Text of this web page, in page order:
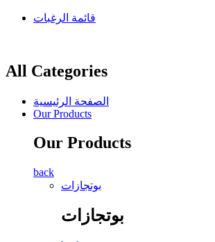
قائمة الرغبات
All Categories
الصفحة الرئيسية
Our Products
Our Products
back
بوتجازات
بوتجازات